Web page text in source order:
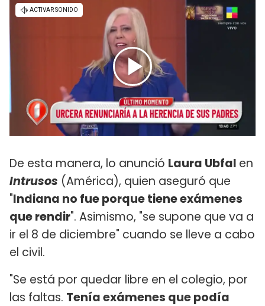
De esta manera, lo anunció Laura Ubfal en
Intrusos (América), quien aseguró que
"Indiana no fue porque tiene exámenes
que rendir". Asimismo, "se supone que va a
ir el 8 de diciembre" cuando se lleve a cabo
el civil.
"Se está por quedar libre en el colegio, por
las faltas. Tenía exámenes que podía